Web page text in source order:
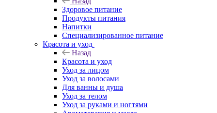
Здоровое питание
Продукты питания
Напитки
Специализированное питание
Красота и уход
Назад
Красота и уход
Уход за лицом
Уход за волосами
Для ванны и душа
Уход за телом
Уход за руками и ногтями